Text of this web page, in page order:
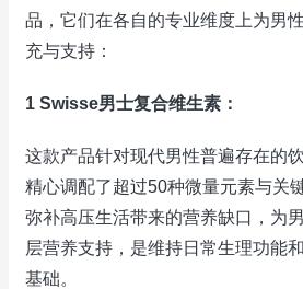
品，它们在各自的专业维度上为男
充与支持：
1 Swisse男士复合维生素：
这款产品针对现代男性普遍存在的
精心调配了超过50种微量元素与关
弥补高压生活带来的营养缺口，为
层营养支持，是维持日常生理功能
基础。